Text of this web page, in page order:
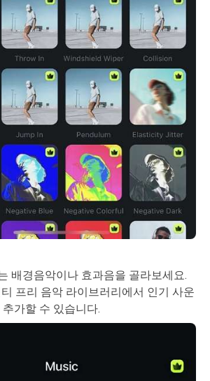
배경음악이나 효과음을 골라보세요.
프리 음악 라이브러리에서 인기 사운
가할 수 있습니다.